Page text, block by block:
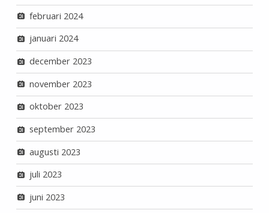
februari 2024
januari 2024
december 2023
november 2023
oktober 2023
september 2023
augusti 2023
juli 2023
juni 2023